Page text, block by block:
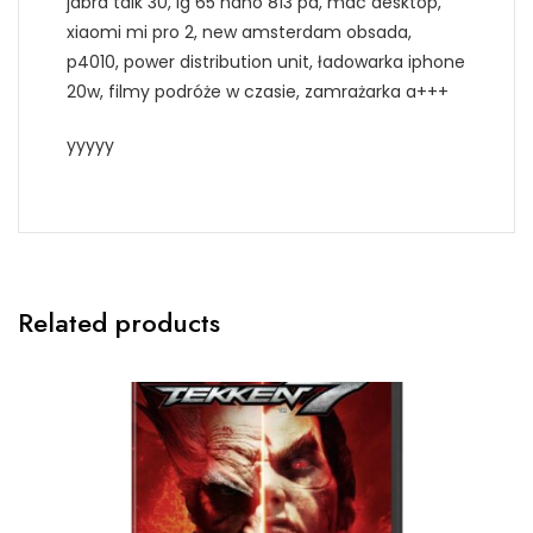
xiaomi mi pro 2, new amsterdam obsada,
p4010, power distribution unit, ładowarka iphone
20w, filmy podróże w czasie, zamrażarka a+++
yyyyy
Related products